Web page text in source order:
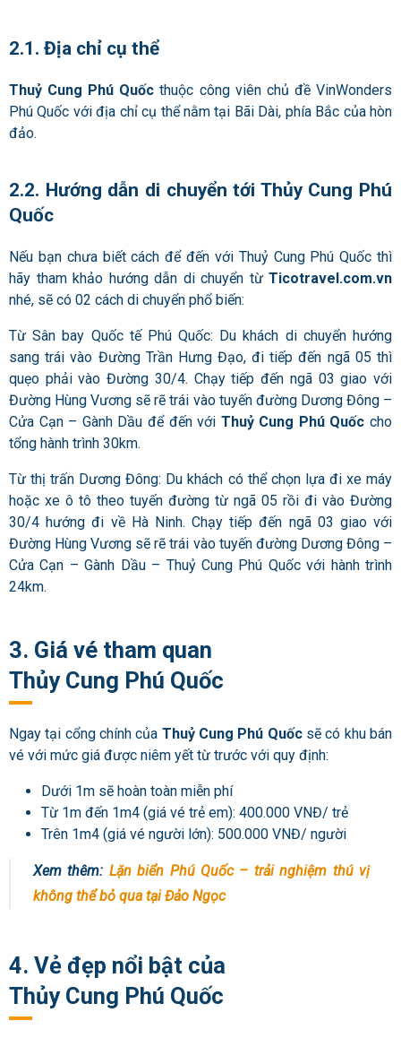
2.1. Địa chỉ cụ thể
Thuỷ Cung Phú Quốc thuộc công viên chủ đề VinWonders
Phú Quốc với địa chỉ cụ thể nằm tại Bãi Dài, phía Bắc của hòn
đảo.
2.2. Hướng dẫn di chuyển tới Thủy Cung Phú
Quốc
Nếu bạn chưa biết cách để đến với Thuỷ Cung Phú Quốc thì
hãy tham khảo hướng dẫn di chuyển từ Ticotravel.com.vn
nhé, sẽ có 02 cách di chuyển phổ biến:
Từ Sân bay Quốc tế Phú Quốc: Du khách di chuyển hướng
sang trái vào Đường Trần Hưng Đạo, đi tiếp đến ngã 05 thì
quẹo phải vào Đường 30/4. Chạy tiếp đến ngã 03 giao với
Đường Hùng Vương sẽ rẽ trái vào tuyến đường Dương Đông –
Cửa Cạn – Gành Dầu để đến với Thuỷ Cung Phú Quốccho
tổng hành trình 30km.
Từ thị trấn Dương Đông: Du khách có thể chọn lựa đi xe máy
hoặc xe ô tô theo tuyến đường từ ngã 05 rồi đi vào Đường
30/4 hướng đi về Hà Ninh. Chạy tiếp đến ngã 03 giao với
Đường Hùng Vương sẽ rẽ trái vào tuyến đường Dương Đông –
Cửa Cạn – Gành Dầu – Thuỷ Cung Phú Quốc với hành trình
24km.
3. Giá vé tham quan
Thủy Cung Phú Quốc
Ngay tại cổng chính của Thuỷ Cung Phú Quốc sẽ có khu bán
vé với mức giá được niêm yết từ trước với quy định:
Dưới 1m sẽ hoàn toàn miễn phí
Từ 1m đến 1m4 (giá vé trẻ em): 400.000 VNĐ/ trẻ
Trên 1m4 (giá vé người lớn): 500.000 VNĐ/ người
Xem thêm: Lặn biển Phú Quốc – trải nghiệm thú vị
không thể bỏ qua tại Đảo Ngọc
4. Vẻ đẹp nổi bật của
Thủy Cung Phú Quốc